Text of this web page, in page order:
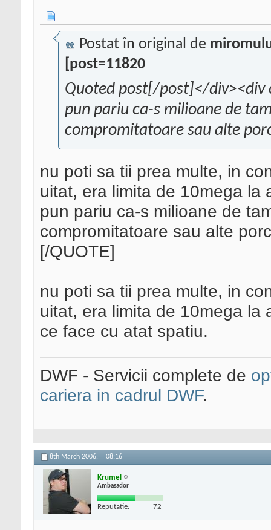
Postat în original de
[post=11820
Quoted post[/post]</div><div
pun pariu ca-s milioane de
compromitatoare sau alte
nu poti sa tii prea multe, in
uitat, era limita de 10mega
pun pariu ca-s milioane de
compromitatoare sau alte
[/QUOTE]
nu poti sa tii prea multe, in
uitat, era limita de 10mega la
ce face cu atat spatiu.
DWF - Servicii complete de
cariera in cadrul DWF.
8th March 2006, 08:16
Krumel
Ambasador
Reputatie: 72